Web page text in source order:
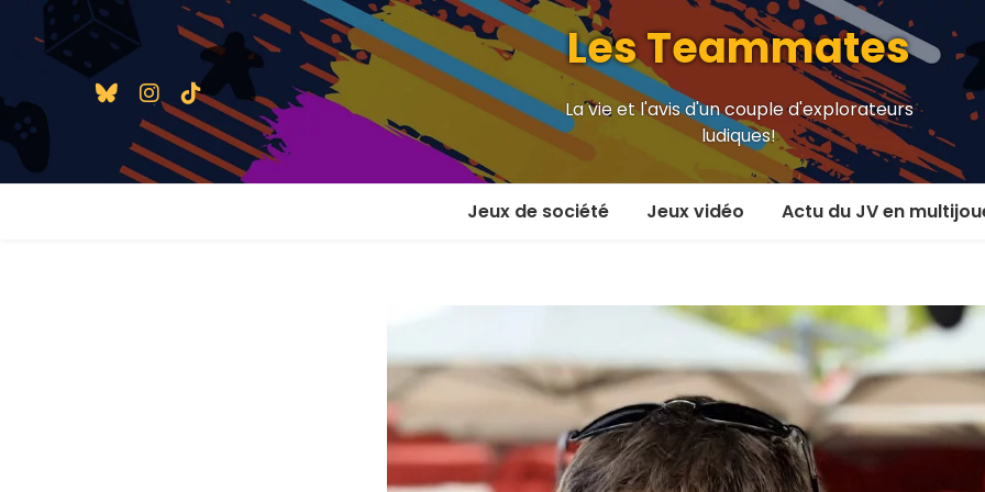
Les Teammates
La vie et l'avis d'un couple d'explorateurs
ludiques!
Jeux de société
2 joueurs
2 joueurs et plus
En versus
Jeux vidéo
En versus
Local en écran partagé
En ligne
MMORPG
Actu du JV en